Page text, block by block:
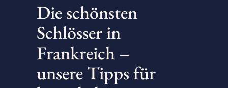
Die schönsten
Schlösser in
Frankreich –
unsere Tipps für